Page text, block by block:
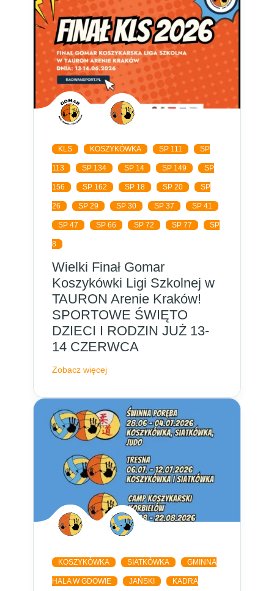
KLS KOSZYKÓWKA SP 111 SP
113 SP 134 SP 14 SP 149 SP
156 SP 162 SP 18 SP 20 SP
26 SP 29 SP 30 SP 37 SP 41
SP 47 SP 66 SP 72 SP 77 SP
8
Wielki Finał Gomar
Koszykówki Ligi Szkolnej w
TAURON Arenie Kraków!
SPORTOWE ŚWIĘTO
DZIECI I RODZIN JUŻ 13-
14 CZERWCA
Zobacz więcej
KOSZYKÓWKA SIATKÓWKA GMINNA
HALA W GDOWIE JAŃSKI KADRA